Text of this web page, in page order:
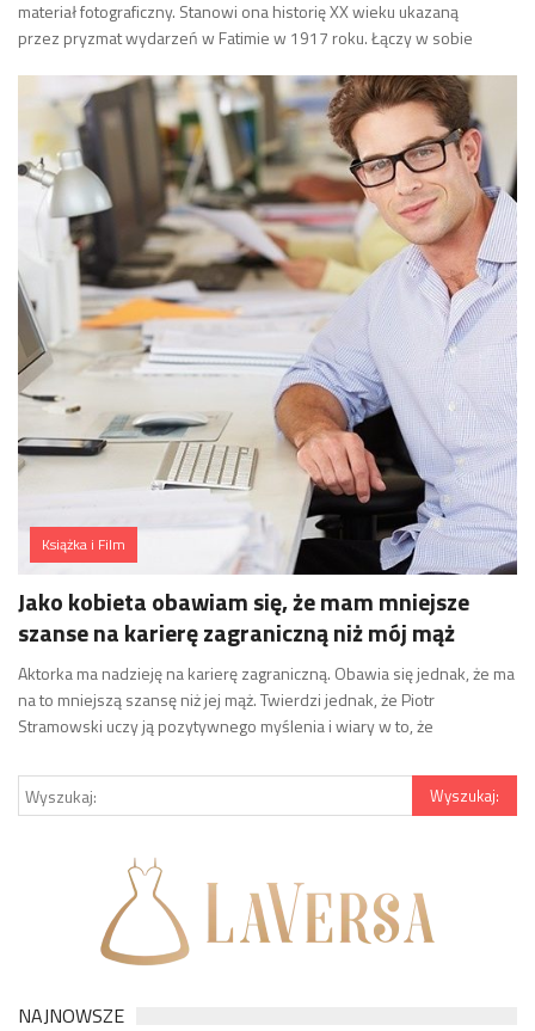
materiał fotograficzny. Stanowi ona historię XX wieku ukazaną
przez pryzmat wydarzeń w Fatimie w 1917 roku. Łączy w sobie
Książka i Film
Jako kobieta obawiam się, że mam mniejsze
szanse na karierę zagraniczną niż mój mąż
Aktorka ma nadzieję na karierę zagraniczną. Obawia się jednak, że ma
na to mniejszą szansę niż jej mąż. Twierdzi jednak, że Piotr
Stramowski uczy ją pozytywnego myślenia i wiary w to, że
NAJNOWSZE